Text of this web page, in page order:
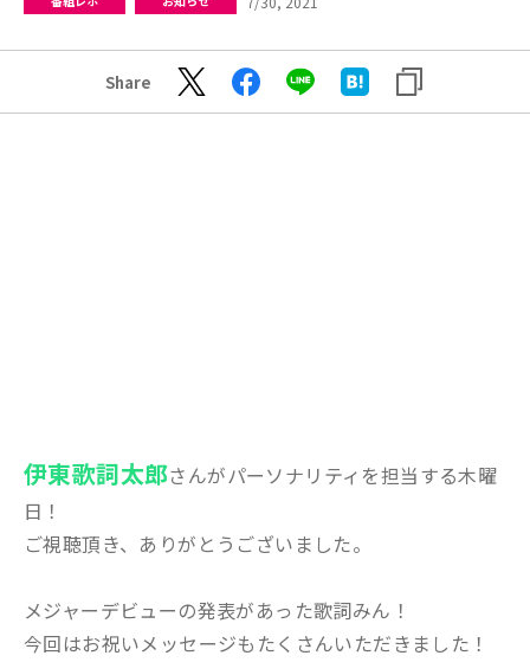
Share
伊東歌詞太郎さんがパーソナリティを担当する木曜
日！
ご視聴頂き、ありがとうございました。
メジャーデビューの発表があった歌詞みん！
今回はお祝いメッセージもたくさんいただきました！